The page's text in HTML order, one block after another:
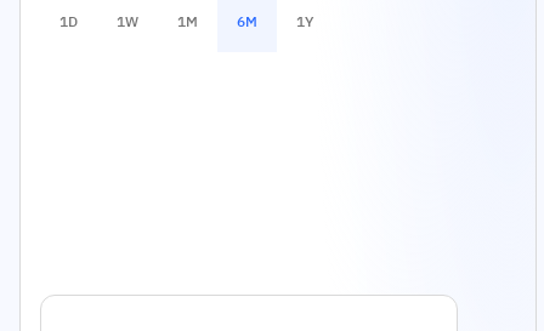
1D 1W 1M 6M 1Y